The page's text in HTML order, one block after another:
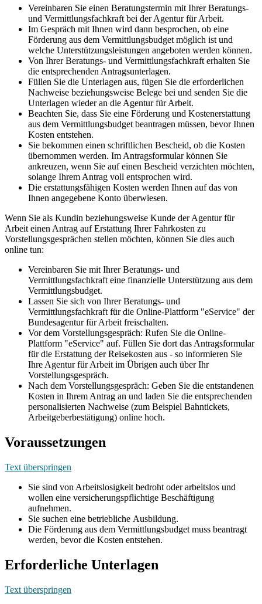
Vereinbaren Sie einen Beratungstermin mit Ihrer Beratungs-
und Vermittlungsfachkraft bei der Agentur für Arbeit.
Im Gespräch mit Ihnen wird dann besprochen, ob eine
Förderung aus dem Vermittlungsbudget möglich ist und
welche Unterstützungsleistungen angeboten werden können.
Von Ihrer Beratungs- und Vermittlungsfachkraft erhalten Sie
die entsprechenden Antragsunterlagen.
Füllen Sie die Unterlagen aus, fügen Sie die erforderlichen
Nachweise beziehungsweise Belege bei und senden Sie die
Unterlagen wieder an die Agentur für Arbeit.
Beachten Sie, dass Sie eine Förderung und Kostenerstattung
aus dem Vermittlungsbudget beantragen müssen, bevor Ihnen
Kosten entstehen.
Sie bekommen einen schriftlichen Bescheid, ob die Kosten
übernommen werden. Im Antragsformular können Sie
ankreuzen, wenn Sie auf einen Bescheid verzichten möchten,
solange Ihrem Antrag voll entsprochen wird.
Die erstattungsfähigen Kosten werden Ihnen auf das von
Ihnen angegebene Konto überwiesen.
Wenn Sie als Kundin beziehungsweise Kunde der Agentur für
Arbeit einen Antrag auf Erstattung Ihrer Fahrkosten zu
Vorstellungsgesprächen stellen möchten, können Sie dies auch
online tun:
Vereinbaren Sie mit Ihrer Beratungs- und
Vermittlungsfachkraft eine finanzielle Unterstützung aus dem
Vermittlungsbudget.
Lassen Sie sich von Ihrer Beratungs- und
Vermittlungsfachkraft für die Online-Plattform "eService" der
Bundesagentur für Arbeit freischalten.
Vor dem Vorstellungsgespräch: Rufen Sie die Online-
Plattform "eService" auf. Füllen Sie dort das Antragsformular
für die Erstattung der Reisekosten aus - so informieren Sie
Ihre Agentur für Arbeit im Übrigen auch über Ihr
Vorstellungsgespräch.
Nach dem Vorstellungsgespräch: Geben Sie die entstandenen
Kosten in Ihrem Antrag an und laden Sie die entsprechenden
personalisierten Nachweise (zum Beispiel Bahntickets,
Arbeitgeberbestätigung) online hoch.
Voraussetzungen
Text überspringen
Sie sind von Arbeitslosigkeit bedroht oder arbeitslos und
wollen eine versicherungspflichtige Beschäftigung
aufnehmen.
Sie suchen eine betriebliche Ausbildung.
Die Förderung aus dem Vermittlungsbudget muss beantragt
werden, bevor die Kosten entstehen.
Erforderliche Unterlagen
Text überspringen